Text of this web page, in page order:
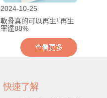
2024-10-25
軟骨真的可以再生! 再生
率達88%
查看更多
快速了解